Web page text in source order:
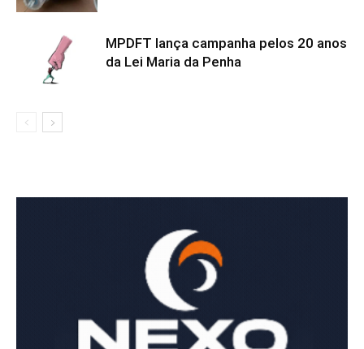
MPDFT lança campanha pelos 20 anos
da Lei Maria da Penha